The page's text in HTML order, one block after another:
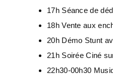
17h Séance de
18h Vente aux
20h Démo Stunt
21h Soirée Ciné
22h30-00h30